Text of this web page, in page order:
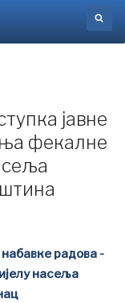
јавне
фекалне
радова -
насеља